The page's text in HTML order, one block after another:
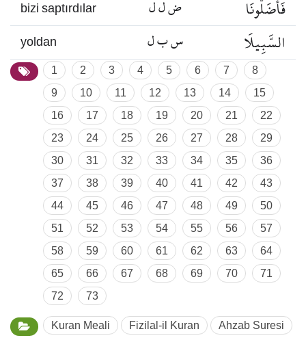
bizi saptırdılar ض ل ل فَأَضَلُّونَا
yoldan س ب ل السَّبِيلَا
1 2 3 4 5 6 7
8
9
10 11 12 13 14
15
16
17 18 19 20 21
22
23
24 25 26 27 28
29
30
31 32 33 34 35
36
37
38 39 40 41 42
43
44
45 46 47 48 49
50
51
52 53 54 55 56
57
58
59 60 61 62 63
64
65
66 67 68 69 70
71
72
73
Kuran Meali Fizilal-il Kuran Ahzab Suresi